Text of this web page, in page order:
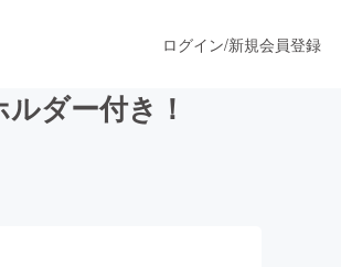
ログイン/新規会員登録
ダー付き！